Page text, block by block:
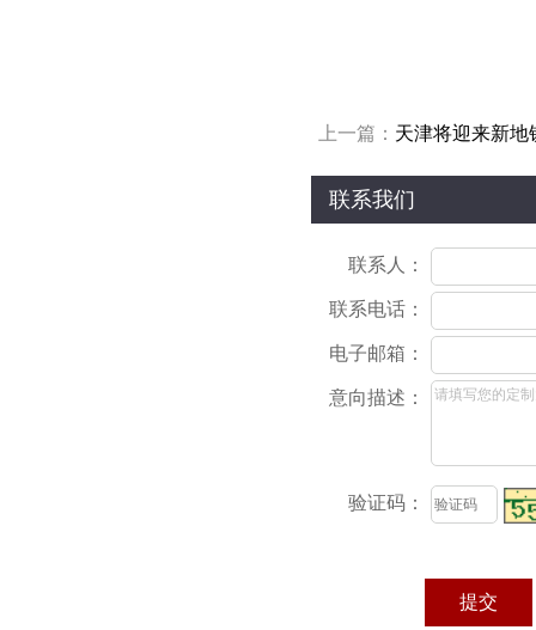
上一篇： 天津将迎来新地
联系我们
联系人：
联系电话：
电子邮箱：
意向描述：
验证码：